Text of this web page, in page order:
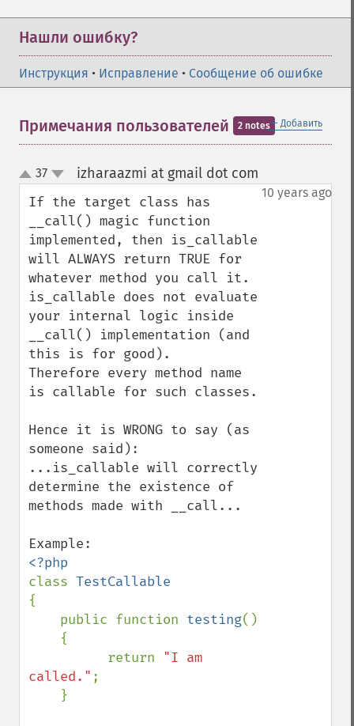
Нашли ошибку?
Инструкция • Исправление • Сообщение об ошибке
＋ Добавить
Примечания пользователей 2 notes
up
down
37 izharaazmi at gmail dot com
10 years ago
If the target class has
__call() magic function
implemented, then is_callable
will ALWAYS return TRUE for
whatever method you call it.
is_callable does not evaluate
your internal logic inside
__call() implementation (and
this is for good).
Therefore every method name
is callable for such classes.
Hence it is WRONG to say (as
someone said):
...is_callable will correctly
determine the existence of
methods made with __call...
class
{
    public function
testing()
          return
"I am
called." ;